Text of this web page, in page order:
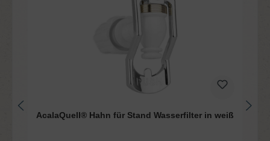
AcalaQuell® Hahn für Stand Wasserfilter in weiß